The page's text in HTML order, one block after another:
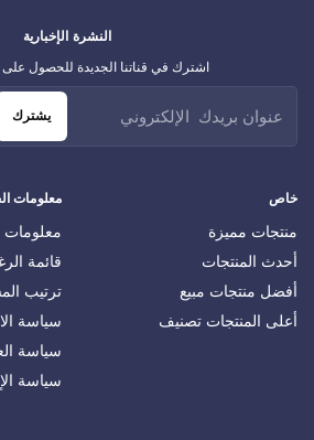
خاص
منتجات مميزة
أحدث المنتجات
أفضل منتجات مبيع
أعلى المنتجات تصنيف
معلومات
قائمة
ترتيب
سياسة
سياسة
سياسة
النشرة الإخبارية
اشترك في قناتنا الجديدة للحصول على
يشترك